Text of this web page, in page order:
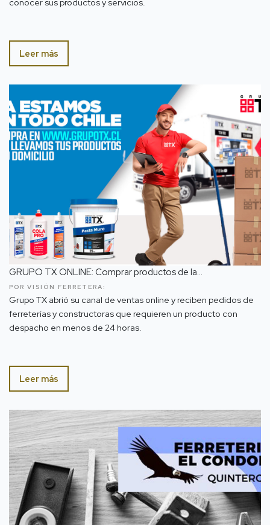
Leer más
GRUPO TX ONLINE: Comprar productos de la...
POR VISIÓN FERRETERA:
Grupo TX abrió su canal de ventas online y reciben pedidos de
ferreterías y constructoras que requieren un producto con
despacho en menos de 24 horas.
Leer más